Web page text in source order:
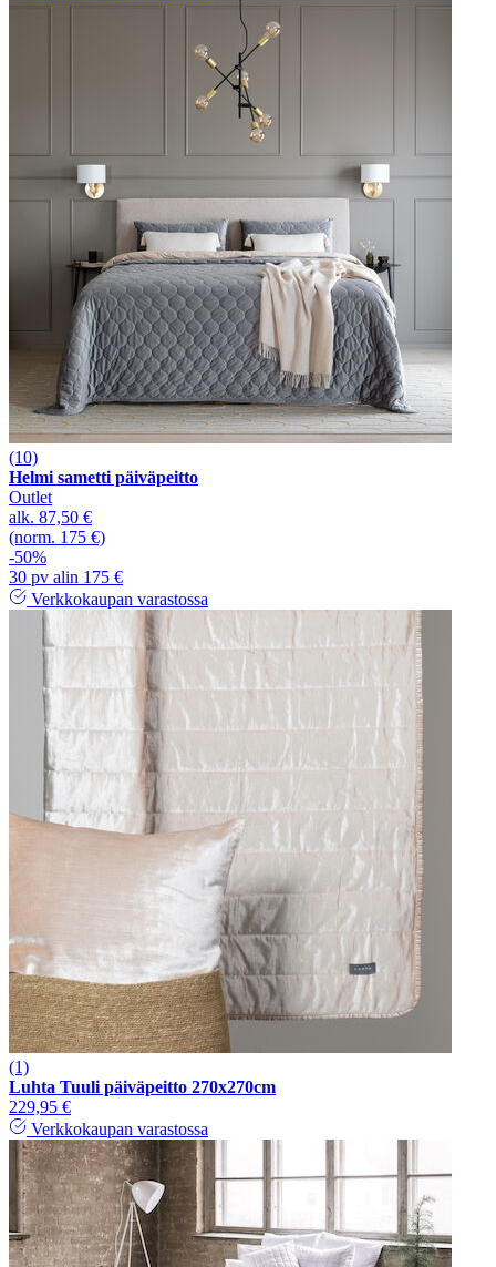
(10)
Helmi sametti päiväpeitto
Outlet
alk. 87,50 €
(norm. 175 €)
-50%
30 pv alin 175 €
Verkkokaupan varastossa
(1)
Luhta Tuuli päiväpeitto 270x270cm
229,95 €
Verkkokaupan varastossa